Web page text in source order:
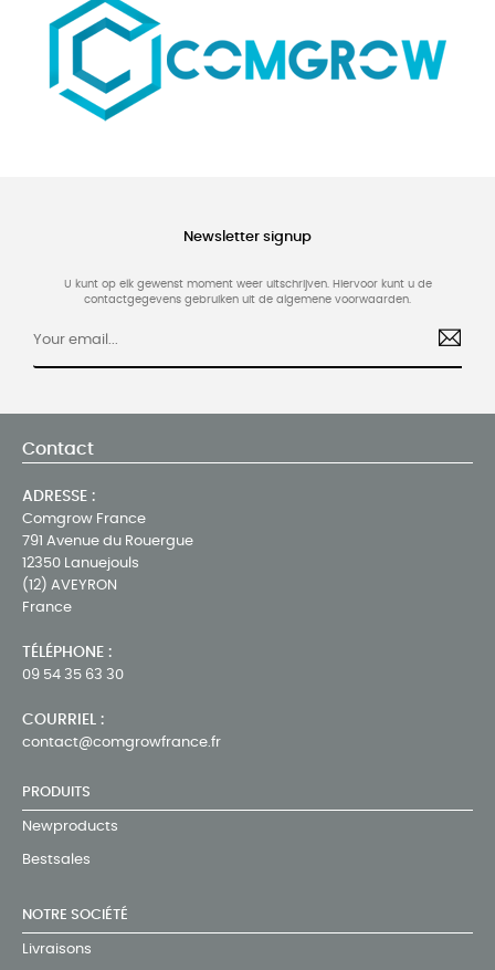
Newsletter signup
U kunt op elk gewenst moment weer uitschrijven. Hiervoor kunt u de
contactgegevens gebruiken uit de algemene voorwaarden.
Contact
ADRESSE :
Comgrow France
791 Avenue du Rouergue
12350 Lanuejouls
(12) AVEYRON
France
TÉLÉPHONE :
09 54 35 63 30
COURRIEL :
contact@comgrowfrance.fr
PRODUITS
Newproducts
Bestsales
NOTRE SOCIÉTÉ
Livraisons